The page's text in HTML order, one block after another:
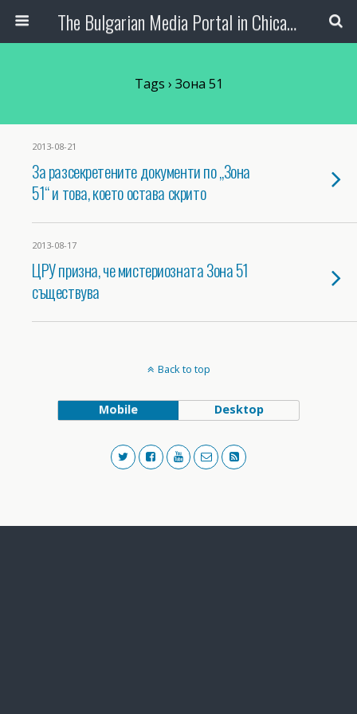
The Bulgarian Media Portal in Chicago
Tags › Зона 51
2013-08-21
За разсекретените документи по „Зона
51“ и това, което остава скрито
2013-08-17
ЦРУ призна, че мистериозната Зона 51
съществува
Back to top
Mobile Desktop